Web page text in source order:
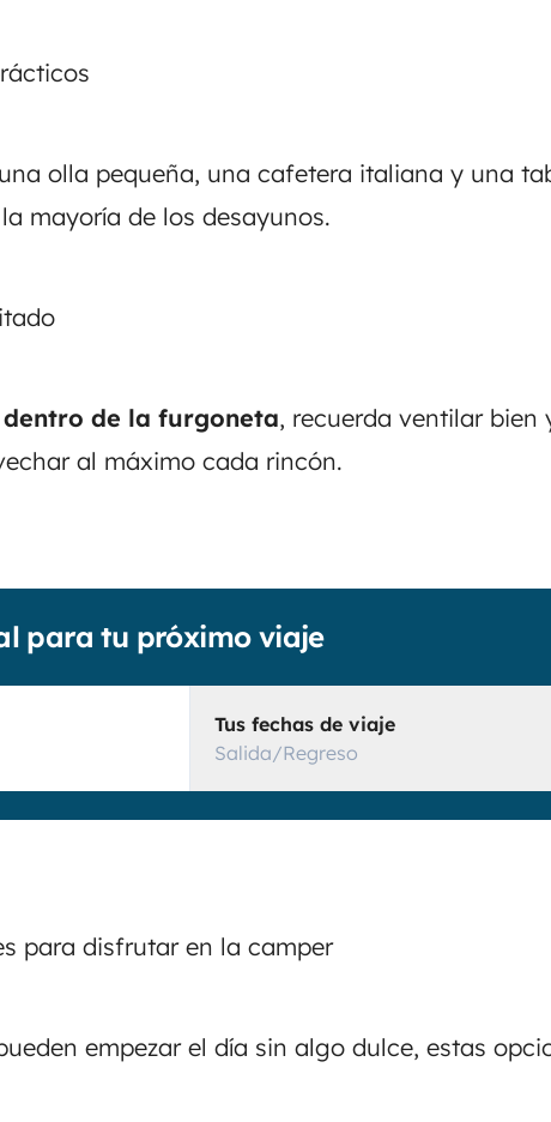
olla pequeña, una cafetera italiana y una
mayoría de los desayunos.
de la furgoneta, recuerda ventilar bien
al máximo cada rincón.
para tu próximo viaje
Tus fechas de viaje
Salida/Regreso
para disfrutar en la camper
empezar el día sin algo dulce, estas